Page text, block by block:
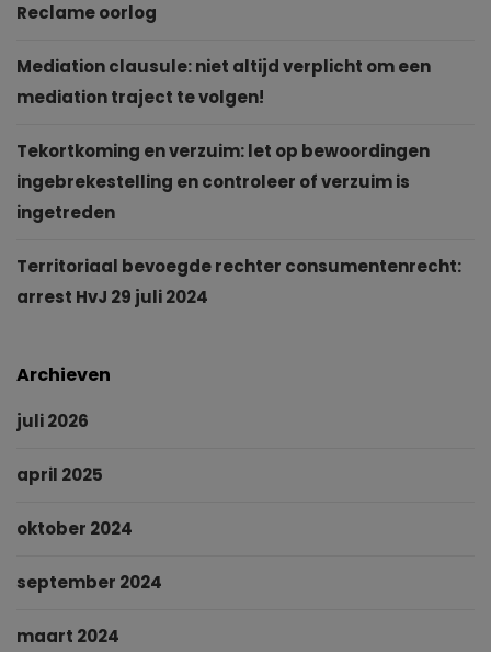
Reclame oorlog
Mediation clausule: niet altijd verplicht om een
mediation traject te volgen!
Tekortkoming en verzuim: let op bewoordingen
ingebrekestelling en controleer of verzuim is
ingetreden
Territoriaal bevoegde rechter consumentenrecht:
arrest HvJ 29 juli 2024
Archieven
juli 2026
april 2025
oktober 2024
september 2024
maart 2024